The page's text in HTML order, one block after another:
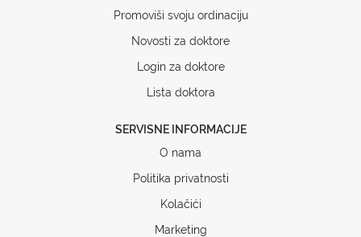
Promoviši svoju ordinaciju
Novosti za doktore
Login za doktore
Lista doktora
SERVISNE INFORMACIJE
O nama
Politika privatnosti
Kolačići
Marketing